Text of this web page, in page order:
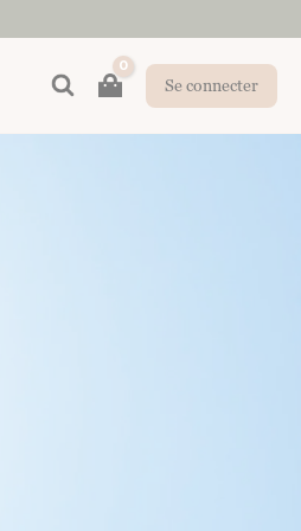
RechercherSe connecter